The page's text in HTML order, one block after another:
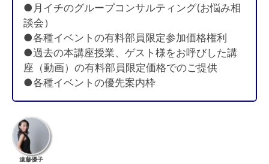
●月イチのグループコンサルティング(お悩み相
談会）
●各種イベントの有料部員限定参加価格権利
●過去の本講座授業、ゲスト様をお呼びした講
座（動画）の有料部員限定価格でのご提供
●各種イベントの優先案内枠
遠藤優子